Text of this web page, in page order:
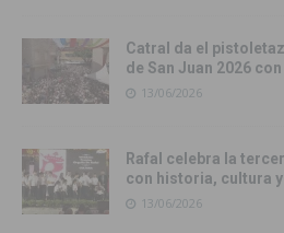
Catral da el
de San Juan 2026
13/06/2026
Rafal celebra la
con historia, cultura
13/06/2026